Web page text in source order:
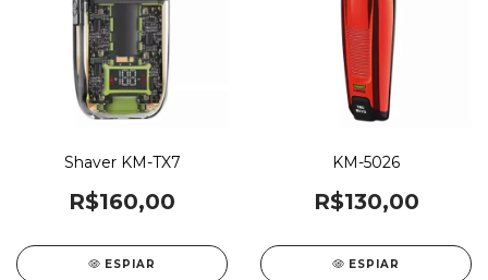
Shaver KM-TX7
R$160,00
ESPIAR
KM-5026
R$130,00
ESPIAR